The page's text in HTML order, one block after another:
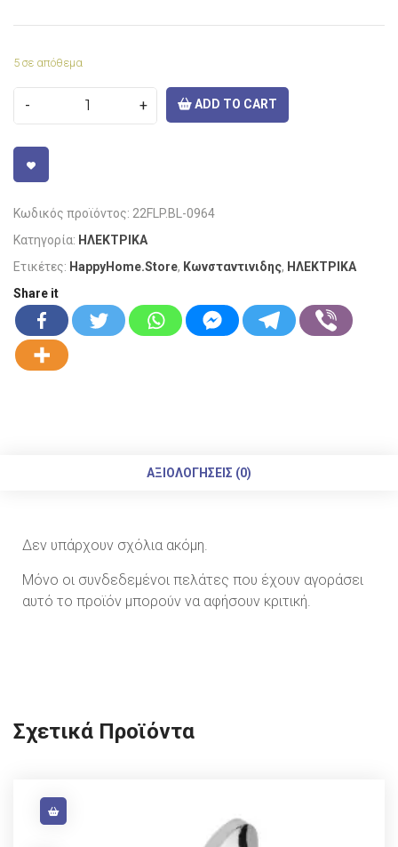
5 σε απόθεμα
ADD TO CART
VISIT LINK
Κωδικός προϊόντος: 22FLP.BL-0964
Κατηγορία: ΗΛΕΚΤΡΙΚΑ
Ετικέτες: HappyHome.Store, Κωνσταντινιδης, ΗΛΕΚΤΡΙΚΑ
Share it
ΑΞΙΟΛΟΓΉΣΕΙΣ (0)
Δεν υπάρχουν σχόλια ακόμη.
Μόνο οι συνδεδεμένοι πελάτες που έχουν αγοράσει
αυτό το προϊόν μπορούν να αφήσουν κριτική.
Σχετικά Προϊόντα